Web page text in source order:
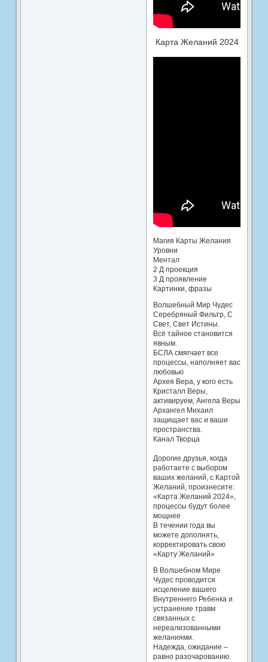
Карта Желаний 2024
Магия Карты Желания
Уровни
Ментал
2 Д проекция
3 Д проявление
Картинки, фразы
Волшебный Мир Чудес
Серебряный Фильтр, С
Свет, Свет Истины.
Всё тайное становится
явным.
БСЛА смягчает все
процессы, наполняет вас
любовью
Архея Вера, у кого есть
Кристалл Веры,
активируем, Ангела Веры
Архангел Михаил
защищает вас и ваши
пространства.
Канал Творца
Дорогие друзья, когда
работаете с выбором
ваших желаний, с Картой
Желаний, произнесите:
«Карта Желаний 2024»,
процессы будут более
мощнее
В течении года вы
можете дополнять,
корректировать свою
«Карту Желаний»
В Волшебном Мире
Чудес проводится
исцеление вашего
Внутреннего Ребенка и
устранение травм
связанных с
нереализованными
желаниями.
Надежда, ожидание –
равно разочарованию.